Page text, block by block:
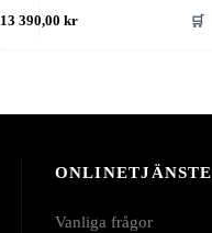
13 390,00 kr 🛒
Vanliga frågor